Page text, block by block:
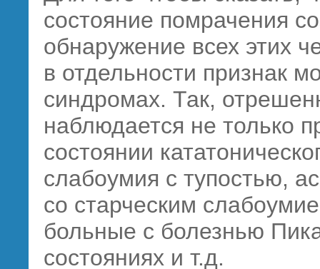
состояние помрачения
обнаружение всех этих
в отдельности признак
синдромах. Так,
наблюдается не только
состоянии
слабоумия с тупостью,
со старческим
больные с болезнью
состояниях и т.д.